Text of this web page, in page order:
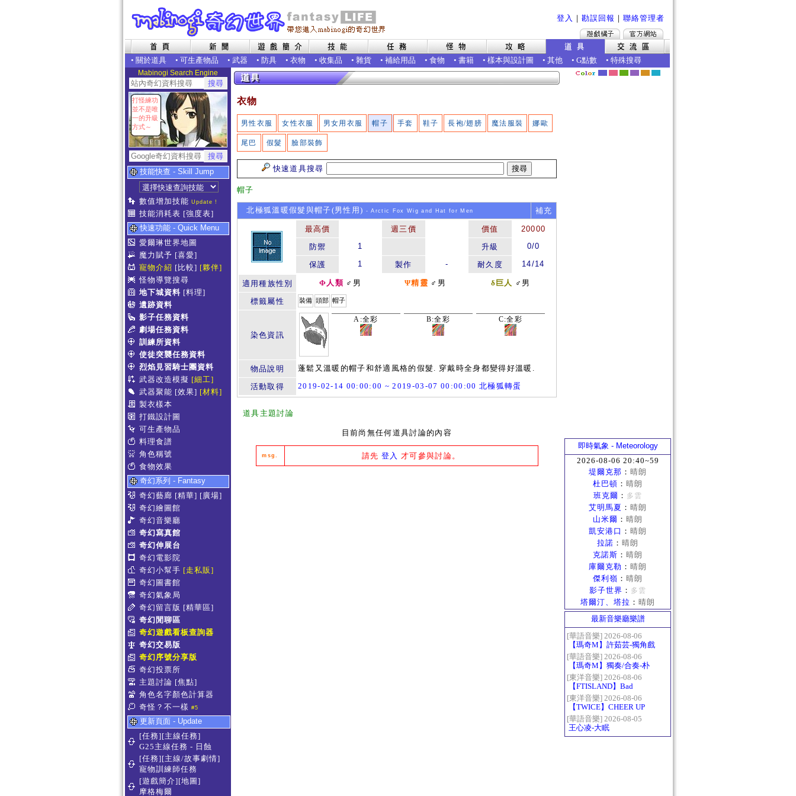
登入 ｜ 勘誤回報 ｜ 聯絡管理者
• 關於道具 • 可生產物品 • 武器 • 防具 • 衣物 • 收集品 • 雜貨 • 補給用品 • 食物 • 書籍 • 樣本與設計圖 • 其他 • G點數 • 特殊搜尋
Mabinogi Search Engine
打怪練功
並不是唯
一的升級
方式～
技能快查 - Skill Jump
數值增加技能 Update !
技能消耗表 [強度表]
快速功能 - Quick Menu
愛爾琳世界地圖
魔力賦予 [喜愛]
寵物介紹 [比較] [夥伴]
怪物導覽搜尋
地下城資料 [料理]
遺跡資料
影子任務資料
劇場任務資料
訓練所資料
使徒突襲任務資料
烈焰見習騎士團資料
武器改造模擬 [細工]
武器聚能 [效果] [材料]
製衣樣本
打鐵設計圖
可生產物品
料理食譜
角色稱號
食物效果
奇幻系列 - Fantasy
奇幻藝廊 [精華] [廣場]
奇幻繪圖館
奇幻音樂廳
奇幻寫真館
奇幻伸展台
奇幻電影院
奇幻小幫手 [走私販]
奇幻圖書館
奇幻氣象局
奇幻留言版 [精華區]
奇幻閒聊區
奇幻遊戲看板查詢器
奇幻交易版
奇幻序號分享版
奇幻投票所
主題討論 [焦點]
角色名字顏色計算器
奇怪？不一樣 #5
更新頁面 - Update
[任務][主線任務]
G25主線任務 - 日蝕
[任務][主線/故事劇情]
寵物訓練師任務
[遊戲簡介][地圖]
摩格梅爾
衣物
男性衣服 女性衣服 男女用衣服 帽子 手套 鞋子 長袍/翅膀 魔法服裝 娜歐
尾巴 假髮 臉部裝飾
快速道具搜尋
帽子
北極狐溫暖假髮與帽子(男性用) - Arctic Fox Wig and Hat for Men 補充
最高價 週三價 價值
20000
防禦
1 升級 0/0
保護 1 製作 - 耐久度 14/14
適用種族性別 Φ人類 ♂男 Ψ精靈 ♂男 δ巨人 ♂男
標籤屬性 裝備 頭部 帽子
染色資訊
A:全彩 B:全彩 C:全彩
物品說明 蓬鬆又溫暖的帽子和舒適風格的假髮. 穿戴時全身都變得好溫暖.
活動取得 2019-02-14 00:00:00 ~ 2019-03-07 00:00:00 北極狐轉蛋
道具主題討論
目前尚無任何道具討論的內容
msg. 請先 登入 才可參與討論。
即時氣象 - Meteorology
2026-08-06 20:40~59
堤爾克那 ： 晴朗
杜巴頓 ： 晴朗
班克爾 ： 多雲
艾明馬夏 ： 晴朗
山米爾 ： 晴朗
凱安港口 ： 晴朗
拉諾 ： 晴朗
克諾斯 ： 晴朗
庫爾克勒 ： 晴朗
傑利嶺 ： 晴朗
影子世界 ： 多雲
塔爾汀、塔拉 ： 晴朗
最新音樂廳樂譜
[華語音樂] 2026-08-06
【瑪奇M】許茹芸-獨角戲
[華語音樂] 2026-08-06
【瑪奇M】獨奏/合奏-朴
樹-那些花兒
[東洋音樂] 2026-08-06
【FTISLAND】Bad
Woman
[東洋音樂] 2026-08-06
【TWICE】CHEER UP
[華語音樂] 2026-08-05
王心凌-大眠